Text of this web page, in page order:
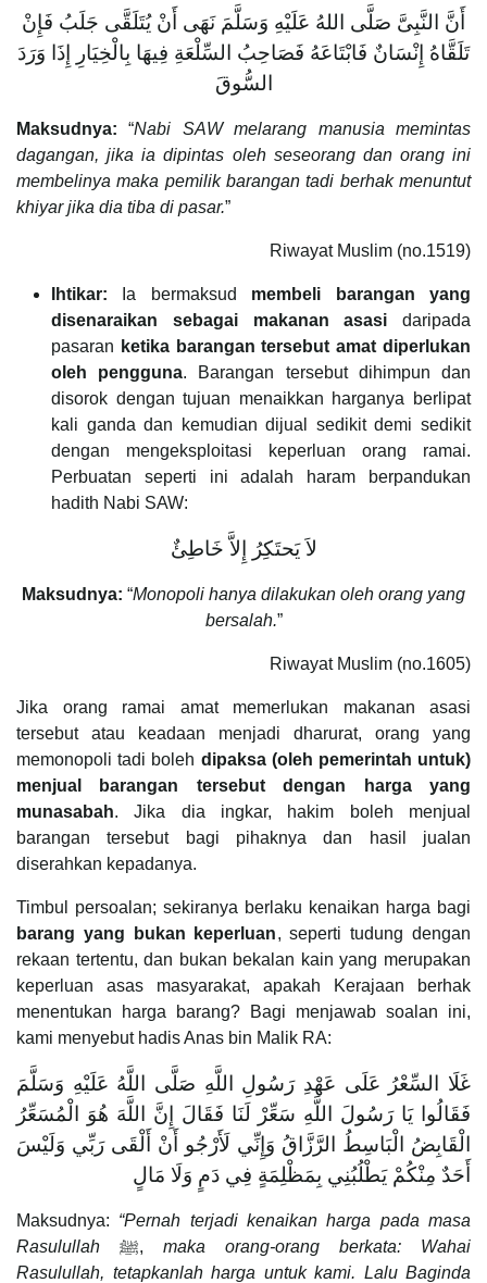
أَنَّ النَّبِىَّ صَلَّى اللهُ عَلَيْهِ وَسَلَّمَ نَهَى أَنْ يُتَلَقَّى جَلَبُ فَإِنْ
تَلَقَّاهُ إِنْسَانٌ فَابْتَاعَهُ فَصَاحِبُ السِّلْعَةِ فِيهَا بِالْخِيَارِ إِذَا وَرَدَ
السُّوقَ
Maksudnya:“Nabi SAW melarang manusia memintas
dagangan, jika ia dipintas oleh seseorang dan orang ini
membelinya maka pemilik barangan tadi berhak menuntut
khiyar jika dia tiba di pasar.”
Riwayat Muslim (no.1519)
Ihtikar: Ia bermaksud membeli barangan yang
disenaraikan sebagai makanan asasi daripada
pasaran ketika barangan tersebut amat diperlukan
oleh pengguna. Barangan tersebut dihimpun dan
disorok dengan tujuan menaikkan harganya berlipat
kali ganda dan kemudian dijual sedikit demi sedikit
dengan mengeksploitasi keperluan orang ramai.
Perbuatan seperti ini adalah haram berpandukan
hadith Nabi SAW:
لاَ يَحتَكِرُ إِلاَّ خَاطِئٌ
Maksudnya: “Monopoli hanya dilakukan oleh orang yang
bersalah.”
Riwayat Muslim (no.1605)
Jika orang ramai amat memerlukan makanan asasi
tersebut atau keadaan menjadi dharurat, orang yang
memonopoli tadi boleh dipaksa (oleh pemerintah untuk)
menjual barangan tersebut dengan harga yang
munasabah. Jika dia ingkar, hakim boleh menjual
barangan tersebut bagi pihaknya dan hasil jualan
diserahkan kepadanya.
Timbul persoalan; sekiranya berlaku kenaikan harga bagi
barang yang bukan keperluan, seperti tudung dengan
rekaan tertentu, dan bukan bekalan kain yang merupakan
keperluan asas masyarakat, apakah Kerajaan berhak
menentukan harga barang? Bagi menjawab soalan ini,
kami menyebut hadis Anas bin Malik RA:
غَلَا السِّعْرُ عَلَى عَهْدِ رَسُولِ اللَّهِ صَلَّى اللَّهُ عَلَيْهِ وَسَلَّمَ
فَقَالُوا يَا رَسُولَ اللَّهِ سَعِّرْ لَنَا فَقَالَ إِنَّ اللَّهَ هُوَ الْمُسَعِّرُ
الْقَابِضُ الْبَاسِطُ الرَّزَّاقُ وَإِنِّي لَأَرْجُو أَنْ أَلْقَى رَبِّي وَلَيْسَ
أَحَدٌ مِنْكُمْ يَطْلُبُنِي بِمَظْلِمَةٍ فِي دَمٍ وَلَا مَالٍ
Maksudnya: “Pernah terjadi kenaikan harga pada masa
Rasulullah
ﷺ, maka orang-orang berkata: Wahai
Rasulullah, tetapkanlah harga untuk kami. Lalu Baginda